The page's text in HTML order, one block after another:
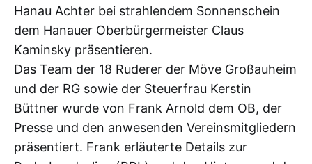
Hanau Achter bei strahlendem Sonnenschein
dem Hanauer Oberbürgermeister Claus
Kaminsky präsentieren.
Das Team der 18 Ruderer der Möve Großauheim
und der RG sowie der Steuerfrau Kerstin
Büttner wurde von Frank Arnold dem OB, der
Presse und den anwesenden Vereinsmitgliedern
präsentiert. Frank erläuterte Details zur